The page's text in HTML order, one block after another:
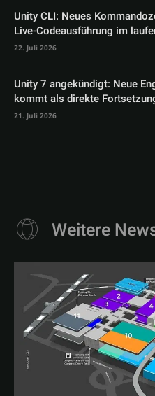
Unity CLI: Neues
Live-Codeausführung im
22. Juli 2026
Unity 7 angekündigt: Neue
kommt als direkte
21. Juli 2026
Weitere